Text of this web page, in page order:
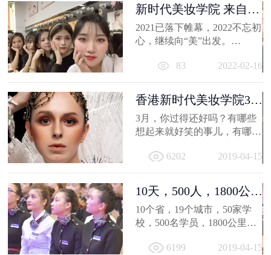
新时代美妆学院 来自
2021的回忆
2021已落下帷幕，2022不忘初
心，继续向“美”出发。
的小...
83 2022-02-16
香港新时代美妆学院3月
作品选，...
3月，你过得还好吗？有哪些
想起来就好笑的事儿，有哪值
住...
6202 2019-04-15
10天，500人，1800公
里；不负韶...
10个省，19个城市，50家学
校，500名学员，1800公里，
地方... 6199 2019-04-15